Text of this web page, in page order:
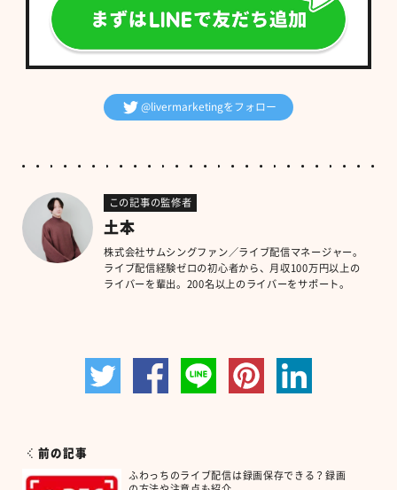
@livermarketingをフォロー
この記事の監修者
土本
株式会社サムシングファン／ライブ配信マネージャー。
ライブ配信経験ゼロの初心者から、月収100万円以上の
ライバーを輩出。200名以上のライバーをサポート。
前の記事
ふわっちのライブ配信は録画保存できる？録画